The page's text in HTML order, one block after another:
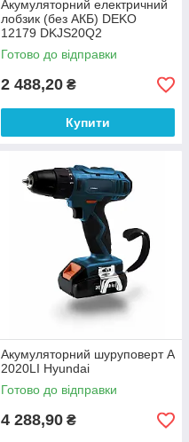
Акумуляторний електричний
лобзик (без АКБ) DEKO
12179 DKJS20Q2
Готово до відправки
2 488,20 ₴
Купити
Акумуляторний шуруповерт A
2020LI Hyundai
Готово до відправки
4 288,90 ₴